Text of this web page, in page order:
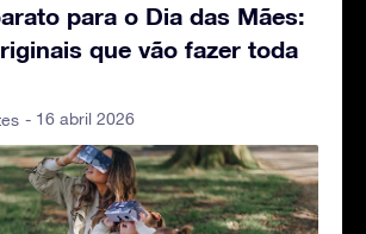
para o Dia das Mães:
que vão fazer toda
- 16 abril 2026